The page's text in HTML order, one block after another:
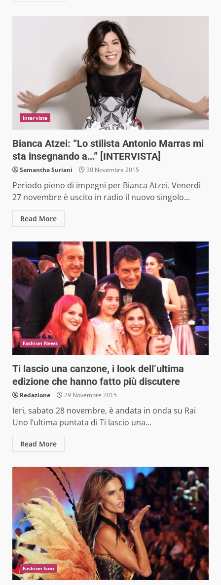
Interviste
Bianca Atzei: “Lo stilista Antonio Marras mi
sta insegnando a…” [INTERVISTA]
Samantha Suriani 30 Novembre 2015
Periodo pieno di impegni per Bianca Atzei. Venerdì
27 novembre è uscito in radio il nuovo singolo...
Read More
Fashion News
Ti lascio una canzone, i look dell’ultima
edizione che hanno fatto più discutere
Redazione 29 Novembre 2015
Ieri, sabato 28 novembre, è andata in onda su Rai
Uno l’ultima puntata di Ti lascio una...
Read More
Fashion Icon